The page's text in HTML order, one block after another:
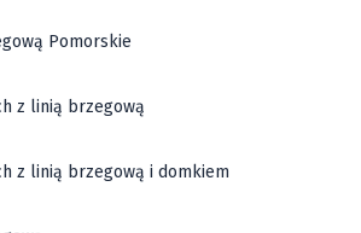
Pomorskie
z linią brzegową
z linią brzegową i domkiem